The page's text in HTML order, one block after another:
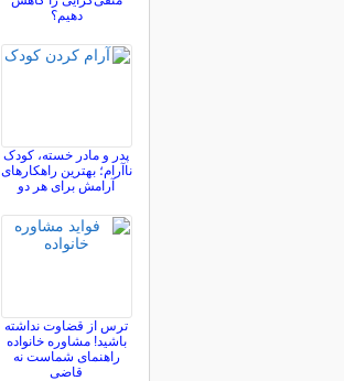
دهیم؟
پدر و مادر خسته، کودک
ناآرام؛ بهترین راهکارهای
آرامش برای هر دو
ترس از قضاوت نداشته
باشید! مشاوره خانواده
راهنمای شماست نه
قاضی